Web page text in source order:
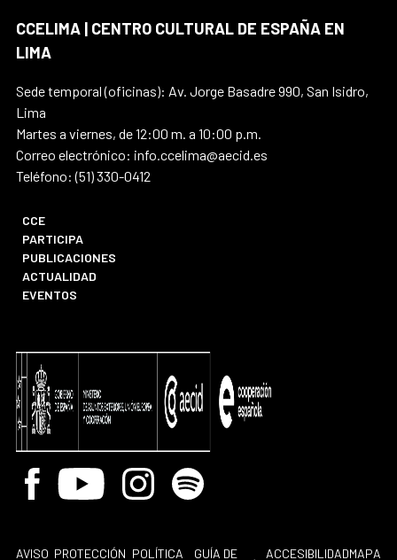
CCELIMA | CENTRO CULTURAL DE ESPAÑA EN
LIMA
Sede temporal (oficinas): Av. Jorge Basadre 990, San Isidro,
Lima
Martes a viernes, de 12:00 m. a 10:00 p.m.
Correo electrónico: info.ccelima@aecid.es
Teléfono: (51) 330-0412
CCE
PARTICIPA
PUBLICACIONES
ACTUALIDAD
EVENTOS
Facebook
Youtube InstagramSpotify
AVISO PROTECCIÓN POLÍTICA
GUÍA DE
ACCESIBILIDADMAPA